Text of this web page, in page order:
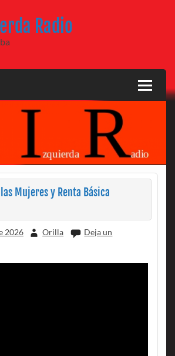
Radio
Mujeres y Renta Básica
2026 Orilla
Deja un